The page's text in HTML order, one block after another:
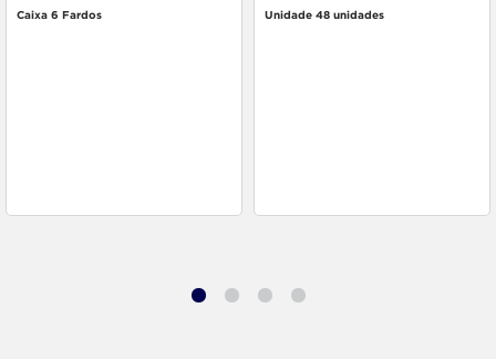
Caixa 6 Fardos
48 unidades
Unidade 48 unidades